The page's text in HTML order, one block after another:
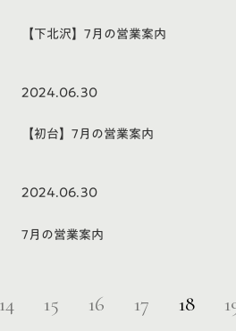
【下北沢】7月の営業案内
2024.06.30
【初台】7月の営業案内
2024.06.30
7月の営業案内
15 16 17 18